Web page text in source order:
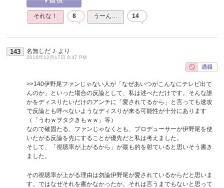
それな！ 8 うーん… 14
143 名無しだＪ より
2016年12月17日 8:47 PM
>>140伊野尾ファンじゃない人が「なぜあいつがこんなにテレビ出て
んのか」といった場合の反論として、私は述べただけです。そんな誰
かをディスりたいだけのアンチに「愛されてるから」と言っても速攻
で反論とも呼べないようなディスりが来る可能性が十分にあります
（「うわｗヲタクきもｗｗ」等）
なので確固たる、ファンじゃなくとも、プロデューサーが伊野尾を使
いたがる反論を先にすることが優先だと私は考えました。
そして、「視聴率が上がるから」が最も的を射ていると思いそう書き
ました。
その視聴率が上がる理由は勿論伊野尾が愛されているからだと思いま
す。ではなぜそれを書かなかったか。それは言うまでもないと思って